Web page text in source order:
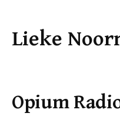
Doorgaan
Lieke
Opium